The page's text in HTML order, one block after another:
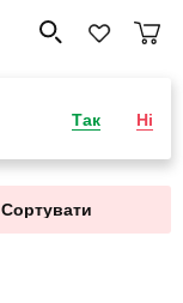
Так Ні
Сортувати